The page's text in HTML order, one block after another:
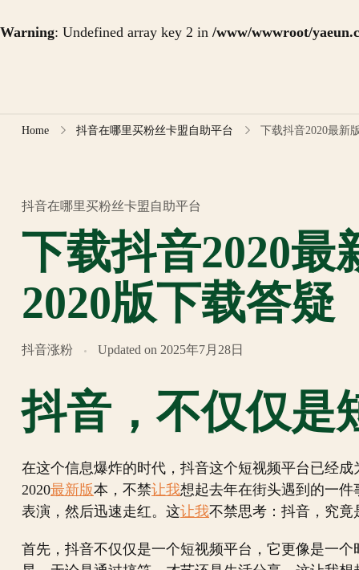
Warning: Undefined array key 2 in /www/wwwroot/
Home 抖音在哪里买粉丝卡盟自助平台 下载抖音2020最新
抖音在哪里买粉丝卡盟自助平台
下载抖音2020最
2020版下载答疑
抖音涨粉 Updated on 2025年7月28日
抖音，不仅仅是
在这个信息爆炸的时代，抖音这个短视频平台已经
2020最新版本，不禁让我想起去年在街头遇到的一
表演，然后迅速走红。这让我不禁思考：抖音，究竟
首先，抖音不仅仅是一个短视频平台，它更像是一